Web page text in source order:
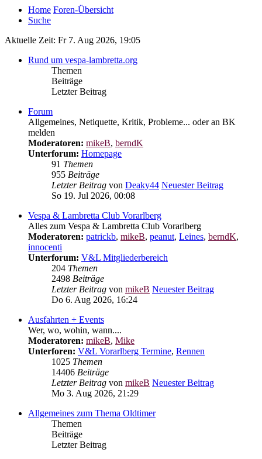
Home Foren-Übersicht
Suche
Aktuelle Zeit: Fr 7. Aug 2026, 19:05
Rund um vespa-lambretta.org
Themen
Beiträge
Letzter Beitrag
Forum
Allgemeines, Netiquette, Kritik, Probleme... oder an BK
melden
Moderatoren: mikeB, berndK
Unterforum: Homepage
91 Themen
955 Beiträge
Letzter Beitrag von Deaky44 Neuester Beitrag
So 19. Jul 2026, 00:08
Vespa & Lambretta Club Vorarlberg
Alles zum Vespa & Lambretta Club Vorarlberg
Moderatoren: patrickb, mikeB, peanut, Leines, berndK,
innocenti
Unterforum: V&L Mitgliederbereich
204 Themen
2498 Beiträge
Letzter Beitrag von mikeB Neuester Beitrag
Do 6. Aug 2026, 16:24
Ausfahrten + Events
Wer, wo, wohin, wann....
Moderatoren: mikeB, Mike
Unterforen: V&L Vorarlberg Termine, Rennen
1025 Themen
14406 Beiträge
Letzter Beitrag von mikeB Neuester Beitrag
Mo 3. Aug 2026, 21:29
Allgemeines zum Thema Oldtimer
Themen
Beiträge
Letzter Beitrag